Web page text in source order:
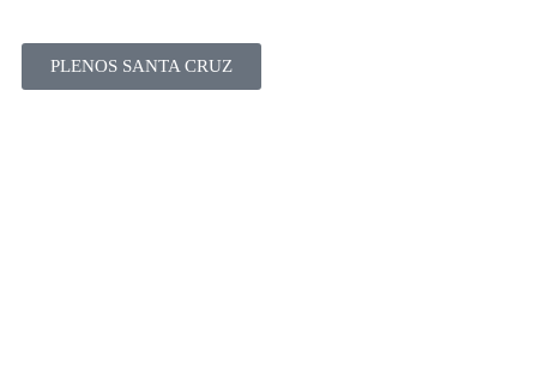
PLENOS SANTA CRUZ